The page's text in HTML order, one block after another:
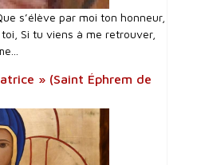
s’élève par moi ton honneur,
Si tu viens à me retrouver,
» (Saint Éphrem de